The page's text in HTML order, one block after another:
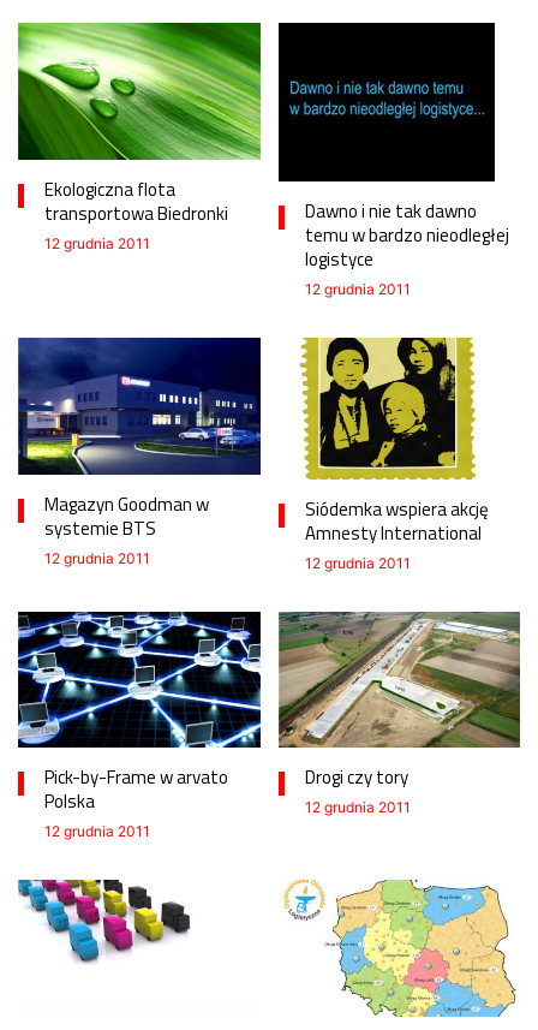
Ekologiczna flota
transportowa Biedronki
12 grudnia 2011
Dawno i nie tak dawno
temu w bardzo nieodległej
logistyce
12 grudnia 2011
Magazyn Goodman w
systemie BTS
12 grudnia 2011
Siódemka wspiera akcję
Amnesty International
12 grudnia 2011
Pick-by-Frame w arvato
Polska
12 grudnia 2011
Drogi czy tory
12 grudnia 2011